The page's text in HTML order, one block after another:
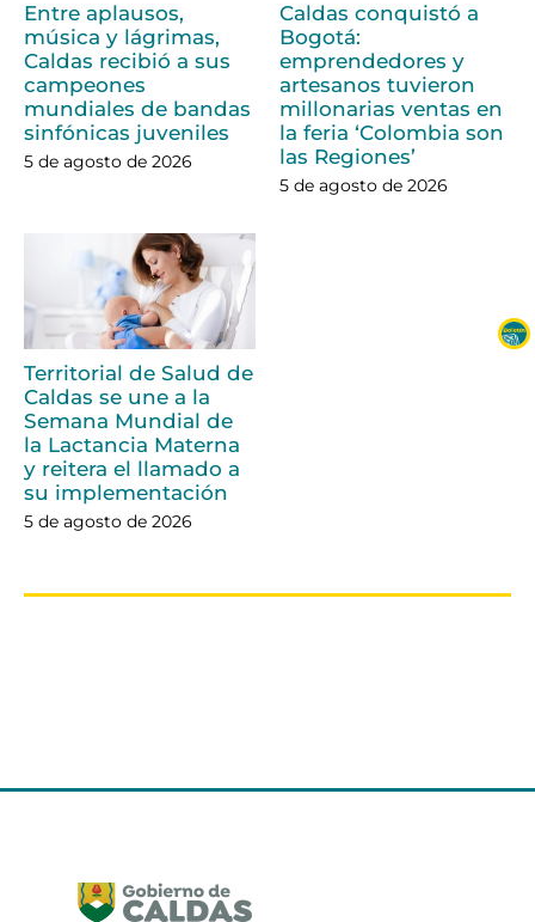
Entre aplausos,
música y lágrimas,
Caldas recibió a sus
campeones
mundiales de bandas
sinfónicas juveniles
5 de agosto de 2026
Caldas conquistó a
Bogotá:
emprendedores y
artesanos tuvieron
millonarias ventas en
la feria ‘Colombia son
las Regiones’
5 de agosto de 2026
Territorial de Salud de
Caldas se une a la
Semana Mundial de
la Lactancia Materna
y reitera el llamado a
su implementación
5 de agosto de 2026